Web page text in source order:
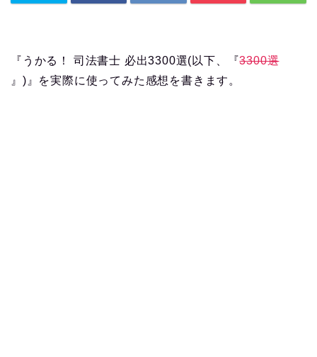
『うかる！ 司法書士 必出3300選(以下、『3300選
』)』を実際に使ってみた感想を書きます。